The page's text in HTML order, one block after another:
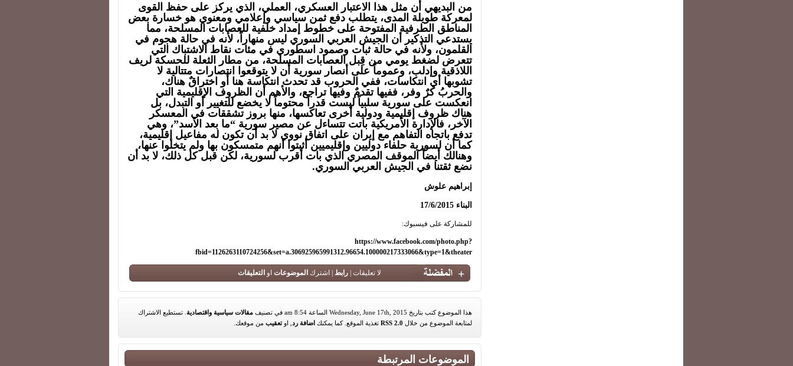
من البديهي أن مثل هذا الاعتبار العسكري، العملي، الذي يركز على حفظ القوى
لمعركة طويلة المدى، يتطلب دفع ثمن سياسي وإعلامي ومعنوي هو خسارة بعض
المناطق الطرفية المفتوحة على خطوط إمداد خلفية للعصابات المسلحة، مما
يستدعي التذكير أن الجيش العربي السوري ليس منهاراً، لأنه في حالة هجوم في
القلمون، ولأنه في حالة ثبات وصمود اسطوري في مئات نقاط الاشتباك التي
تتعرض لضغط يومي من قِبل العصابات المسلحة، من مطار الثعلة للحسكة لريف
اللاذقية وإدلب، وعموماً على أنصار سورية أن لا يتوقعوا انتصارات متتالية لا
تشوبها أي انتكاسات، ففي الحروب قد تحدث انتكاسة هنا أو اختراقٌ هناك،
والحربُ كرٌ وفر، ففيها تقدمٌ وفيها تراجع، والأهم أن الظروف الإقليمية التي
انعكست على سورية سلبياً ليست قدراً محتوماً لا يخضع للتغيير أو التبدل، بل
هناك ظروف إقليمية ودولية أخرى تعاكسها، منها بروز تشققات في المعسكر
الآخر، فالإدارة الأمريكية باتت تتساءل عن مصير سورية “ما بعد الأسد”، وهي
تدفع باتجاه التفاهم مع إيران على اتفاق نووي لا بد أن تكون له مفاعيل إقليمية،
كما أن لسورية حلفاء دوليين وإقليميين أثبتوا أنهم متمسكون بها ولم يتخلوا عنها،
وهنالك أيضاً الموقف المصري الذي بات أقرب لسورية، لكن قبل كل ذلك، لا بد أن
نضع ثقتنا في الجيش العربي السوري.
إبراهيم علوش
البناء 17/6/2015
للمشاركة على فيسبوك:
https://www.facebook.com/photo.php?
fbid=1126263110724256&set=a.306925965991312.96654.100000217333066&type=1&theater
لا تعليقات |رابط | اشتركالموضوعات اوالتعليقات
هذا الموضوع كتب بتاريخ Wednesday, June 17th, 2015 الساعة 8:54 am في تصنيف مقالات سياسية واقتصادية . تستطيع الاشتراك
لمتابعة الموضوع من خلال RSS 2.0 تغذية الموقع. كما يمكنكاضافة رد , اوتعقيب من موقعك.
الموضوعات المرتبطة